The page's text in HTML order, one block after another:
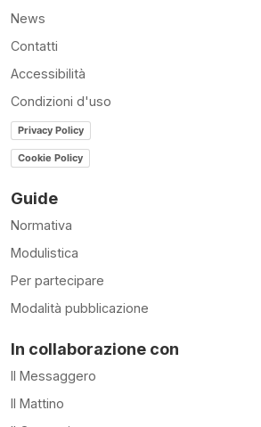
News
Contatti
Accessibilità
Condizioni d'uso
Privacy Policy
Cookie Policy
Guide
Normativa
Modulistica
Per partecipare
Modalità pubblicazione
In collaborazione con
Il Messaggero
Il Mattino